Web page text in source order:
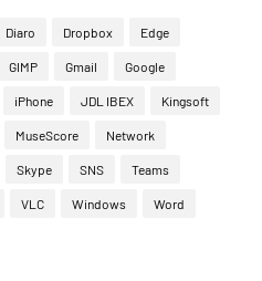
Diaro Dropbox Edge
GIMP Gmail Google
iPhone JDL IBEX Kingsoft
MuseScore Network
Skype SNS Teams
VLC Windows Word